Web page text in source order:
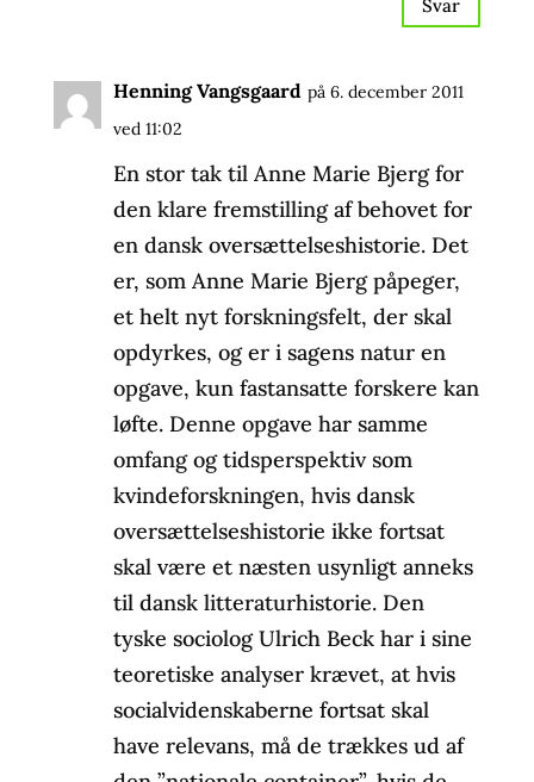
Svar
Henning Vangsgaard på 6. december 2011
ved 11:02
En stor tak til Anne Marie Bjerg for
den klare fremstilling af behovet for
en dansk oversættelseshistorie. Det
er, som Anne Marie Bjerg påpeger,
et helt nyt forskningsfelt, der skal
opdyrkes, og er i sagens natur en
opgave, kun fastansatte forskere kan
løfte. Denne opgave har samme
omfang og tidsperspektiv som
kvindeforskningen, hvis dansk
oversættelseshistorie ikke fortsat
skal være et næsten usynligt anneks
til dansk litteraturhistorie. Den
tyske sociolog Ulrich Beck har i sine
teoretiske analyser krævet, at hvis
socialvidenskaberne fortsat skal
have relevans, må de trækkes ud af